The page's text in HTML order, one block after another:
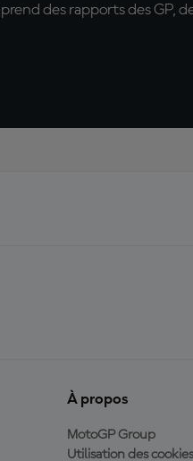
des rapports des GP,
À propos
MotoGP Group
Utilisation des cookies